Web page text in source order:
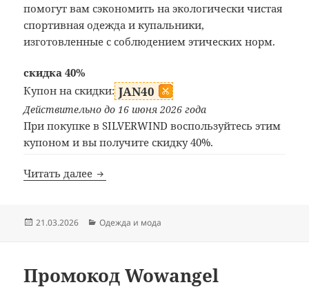
помогут вам сэкономить на экологически чистая
спортивная одежда и купальники,
изготовленные с соблюдением этических норм.
скидка 40%
Купон на скидки: JAN40
Действительно до 16 июня 2026 года
При покупке в SILVERWIND воспользуйтесь этим
купоном и вы получите скидку 40%.
Читать далее Промокод SILVERWIND
Опубликовано
21.03.2026 Рубрики
Одежда и мода
Промокод Wowangel